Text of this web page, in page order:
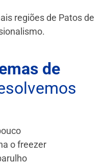
regiões de Patos de
de
o freezer